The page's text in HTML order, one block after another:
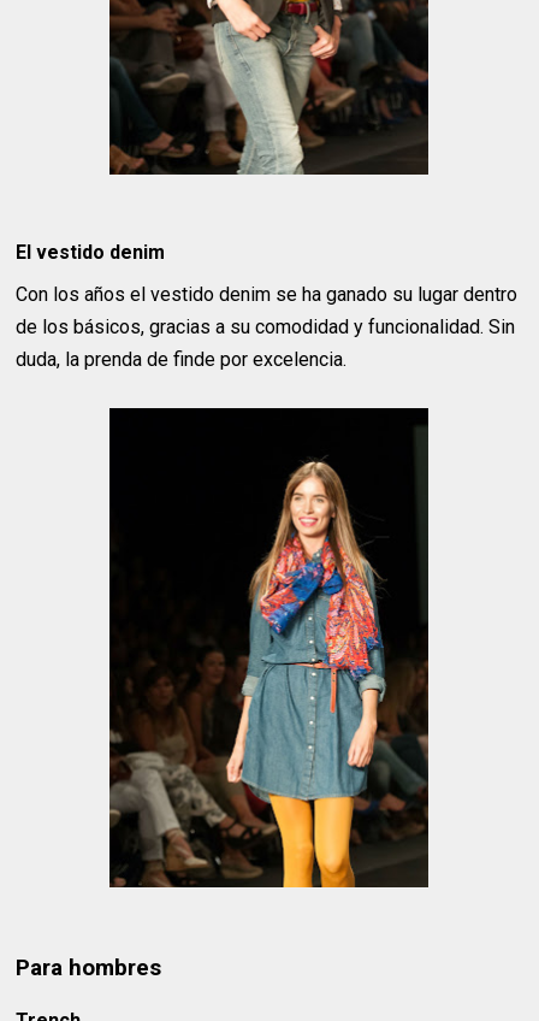
El vestido denim
Con los años el vestido denim se ha ganado su lugar dentro
de los básicos, gracias a su comodidad y funcionalidad. Sin
duda, la prenda de finde por excelencia.
Para hombres